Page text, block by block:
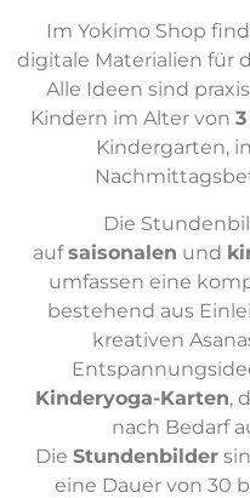
Im Yokimo Shop
digitale Materialien für
Alle Ideen sind
Kindern im Alter von
Kindergarten,
Die
aufsaisonalen und
umfassen eine
bestehend aus
kreativen
Kinderyoga-Karten,
nach Bedarf
Die Stundenbilder
eine Dauer von 30